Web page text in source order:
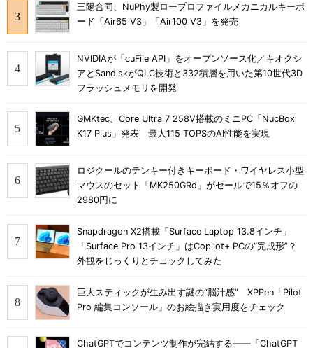
三陽合同、NuPhy製ロープロファイルメカニカルキーボ
ード「Air65 V3」「Air100 V3」を発売
NVIDIAが「cuFile API」をオープンソース化／キオクシ
アとSandiskがQLC技術と332積層を用いた第10世代3D
フラッシュメモリを開発
GMKtec、Core Ultra 7 258V搭載のミニPC「NucBox
K17 Plus」発表 最大115 TOPSのAI性能を実現
ロジクールのテンキー付きキーボード・ワイヤレス小型
マウスのセット「MK250GRd」がセールで15％オフの
2980円に
Snapdragon X2搭載「Surface Laptop 13.8インチ」
「Surface Pro 13インチ」はCopilot+ PCの“完成形”？
外観をじっくりとチェックしてみた
巨大スティックが生み出す謎の“脳汁感” XPPen「Pilot
Pro 編集コンソール」のお絵描き実用度をチェック
ChatGPTでコンテンツ制作が完結する――「ChatGPT